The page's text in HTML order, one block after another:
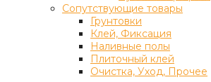
Сопутствующие товары
Грунтовки
Клей, Фиксация
Наливные полы
Плиточный клей
Очистка, Уход, Прочее